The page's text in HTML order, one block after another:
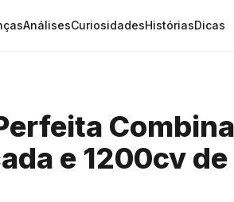
AnálisesCuriosidadesHistóriasDicas
e 1200cv de